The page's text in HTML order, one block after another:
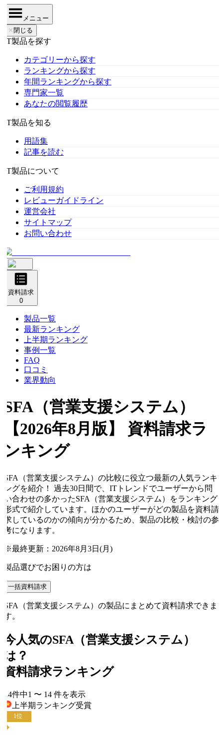
メニュー
閉じる
製品を探す
カテゴリーから探す
ランキングから探す
年間ランキングから探す
専門家一覧
あなたの閲覧履歴
製品を知る
用語集
記事を読む
製品について
ご利用規約
レビューガイドライン
運営会社
サイトマップ
お問い合わせ
資料請求
製品一覧
最新ランキング
上半期ランキング
事例一覧
FAQ
口コミ
業界動向
（営業支援システム）
2026年8月版】 資料請求ラ
キング
（営業支援システム）の比較に役立つ最新の人気ランキ
グを紹介！ 過去30日間で、ITトレンドでユーザーから問
合わせの多かったSFA（営業支援システム）をランキング
式で紹介しています。ほかのユーザーがどの製品を資料請
しているのかの傾向が分かるため、製品の比較・検討の参
になります。
最終更新： 2026年8月3日(月)
品選びでお困りの方は
一括資料請求
（営業支援システム）の製品にまとめて資料請求できま
。
人気のSFA（営業支援システム）
？
料請求ランキング
件中1〜14件を表示
上半期ランキング受賞
位